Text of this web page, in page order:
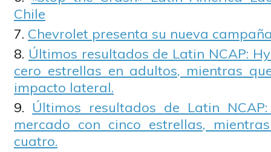
Chile
Chevrolet presenta su nueva
Últimos resultados de Latin NCAP:
cero estrellas en adultos, mientras
impacto lateral.
Últimos resultados de Latin
mercado con cinco estrellas,
cuatro.